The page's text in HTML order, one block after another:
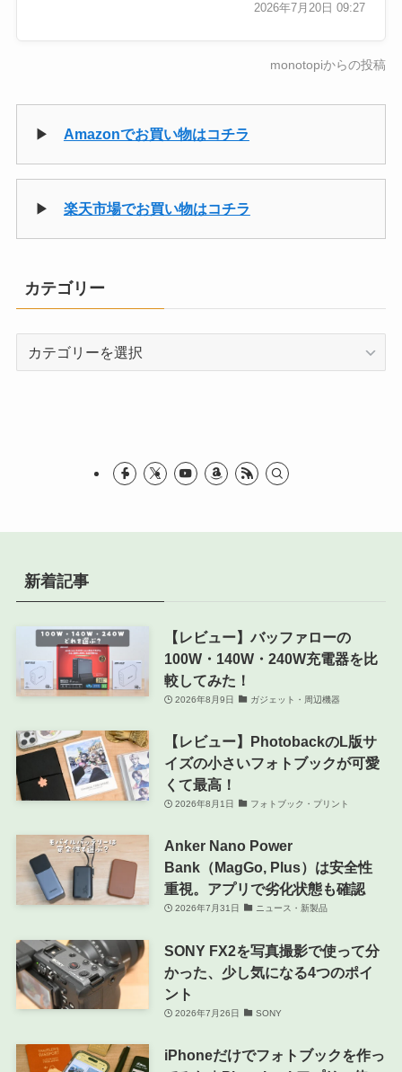
2026年7月20日 09:27
monotopiからの投稿
▶ Amazonでお買い物はコチラ
▶ 楽天市場でお買い物はコチラ
カテゴリー
新着記事
【レビュー】バッファローの
100W・140W・240W充電器を比
較してみた！
2026年8月9日 ガジェット・周辺機器
【レビュー】PhotobackのL版サ
イズの小さいフォトブックが可愛
くて最高！
2026年8月1日 フォトブック・プリント
Anker Nano Power
Bank（MagGo, Plus）は安全性
重視。アプリで劣化状態も確認
2026年7月31日 ニュース・新製品
SONY FX2を写真撮影で使って分
かった、少し気になる4つのポイ
ント
2026年7月26日 SONY
iPhoneだけでフォトブックを作っ